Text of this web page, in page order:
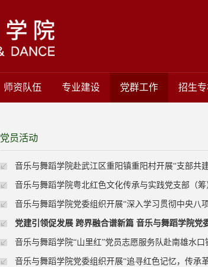
师资队伍 专业建设 党群工作 招生
党员活动
音乐与舞蹈学院赴武江区重阳镇重阳村开展“支部共
音乐与舞蹈学院粤北红色文化传承与实践党支部（
音乐与舞蹈学院党委组织开展“深入学习贯彻中央八
党建引领促发展 跨界融合谱新篇 音乐与舞蹈学院党
音乐与舞蹈学院“山里红”党员志愿服务队赴南雄水
音乐与舞蹈学院党委组织开展“追寻红色记忆，传承